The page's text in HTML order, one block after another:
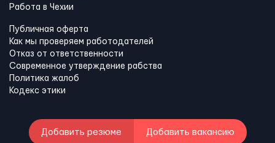
Работа в Чехии
Публичная оферта
Как мы проверяем работодателей
Отказ от ответственности
Современное утверждение рабства
Политика жалоб
Кодекс этики
Добавить резюме Добавить вакансию